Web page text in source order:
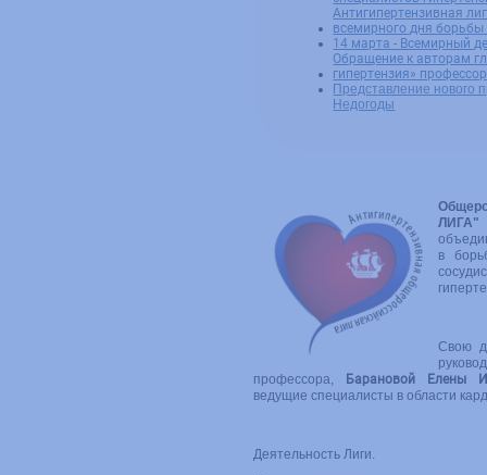
Антигипертензивная
всемирного дня борьбы
14 марта - Всемирный
Обращение к авторам
гипертензия»
Представление нового
Недогоды
ЛИГА"
в
Свою
профессора,
Барановой Елены
ведущие специалисты в области
Деятельность Лиги.